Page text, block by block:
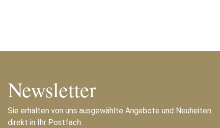
Newsletter
Sie erhalten von uns ausgewählte Angebote und Neuheiten
direkt in Ihr Postfach.